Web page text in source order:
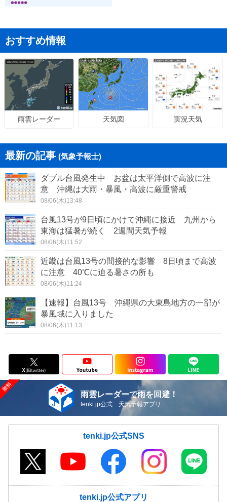
おすすめ情報
雨雲レーダー 天気図 実況天気
最新の記事 (気象予報士)
ダブル台風発生中 お盆は太平洋側で高波に注
意 沖縄は大雨・暴風・高波に厳重警戒
08/06(木)13:48
台風13号が9日頃にかけて沖縄に接近 九州から
東海は猛暑が続く 2週間天気予報
08/06(木)11:52
近畿は台風13号の間接的な影響 8日頃まで高波
に注意 40℃に迫る暑さの所も
08/06(木)11:24
【速報】台風13号 沖縄県の大東島地方の一部が
暴風域に入りました
08/06(木)11:13
雨雲レーダーで雨を回避！
tenki.jp公式 天気予報アプリ
tenki.jp公式SNS
tenki.jp公式アプリ